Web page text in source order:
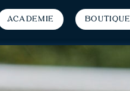
Académie Boutique